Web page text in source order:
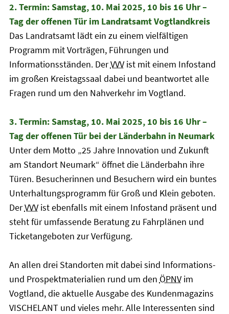
2. Termin: Samstag, 10. Mai 2025, 10 bis 16 Uhr –
Tag der offenen Tür im Landratsamt Vogtlandkreis
Das Landratsamt lädt ein zu einem vielfältigen
Programm mit Vorträgen, Führungen und
Informationsständen. DerVVVist mit einem Infostand
im großen Kreistagssaal dabei und beantwortet alle
Fragen rund um den Nahverkehr im Vogtland.
3. Termin: Samstag, 10. Mai 2025, 10 bis 16 Uhr –
Tag der offenen Tür bei der Länderbahn in Neumark
Unter dem Motto „25 Jahre Innovation und Zukunft
am Standort Neumark“ öffnet die Länderbahn ihre
Türen. Besucherinnen und Besuchern wird ein buntes
Unterhaltungsprogramm für Groß und Klein geboten.
DerVVVist ebenfalls mit einem Infostand präsent und
steht für umfassende Beratung zu Fahrplänen und
Ticketangeboten zur Verfügung.
An allen drei Standorten mit dabei sind Informations-
und Prospektmaterialien rund um den ÖPNVim
Vogtland, die aktuelle Ausgabe des Kundenmagazins
VISCHELANT und vieles mehr. Alle Interessenten sind